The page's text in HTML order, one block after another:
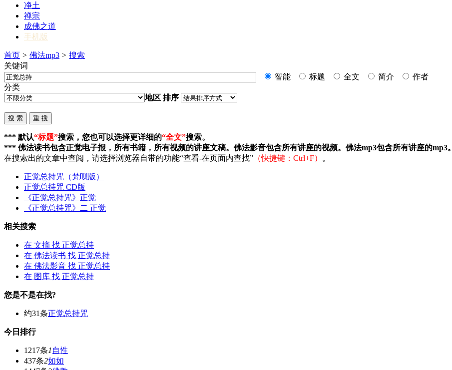
净土
禅宗
成佛之道
手机版
首页 > 佛法mp3 > 搜索
关键词
智能
标题 全文 简介
作者
分类
地区 排序
*** 默认“标题”搜索，您也可以选择更详细的“全文”搜索。
*** 佛法读书包含正觉电子报，所有书籍，所有视频的讲座文稿。佛法影音包含所有讲座的视频。佛法mp3包含所有讲座的mp3。
在搜索出的文章中查阅，请选择浏览器自带的功能“查看-在页面内查找” （快捷键：Ctrl+F） 。
正觉总持咒（梵呗版）
正觉总持咒 CD版
《正觉总持咒》正觉
《正觉总持咒》二 正觉
相关搜索
在 文摘 找 正觉总持
在 佛法读书 找 正觉总持
在 佛法影音 找 正觉总持
在 图库 找 正觉总持
您是不是在找?
约31条正觉总持咒
今日排行
1217条1 自性
437条2如如